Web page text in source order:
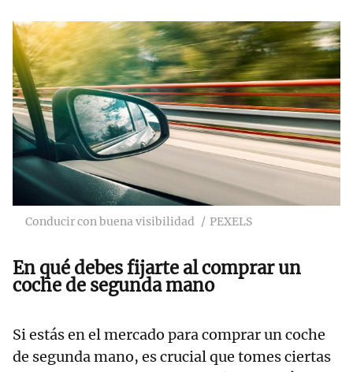
Conducir con buena visibilidad PEXELS
En qué debes fijarte al comprar un
coche de segunda mano
Si estás en el mercado para comprar un coche
de segunda mano, es crucial que tomes ciertas